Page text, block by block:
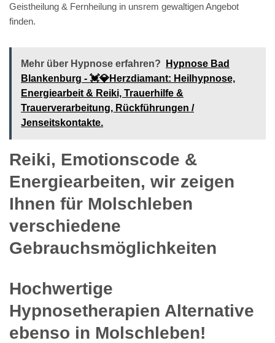
Geistheilung & Fernheilung in unsrem gewaltigen Angebot
finden.
Mehr über Hypnose erfahren?
Hypnose Bad
Blankenburg - 💓️💎Herzdiamant: Heilhypnose,
Energiearbeit & Reiki, Trauerhilfe &
Trauerverarbeitung, Rückführungen /
Jenseitskontakte.
Reiki, Emotionscode &
Energiearbeiten, wir zeigen
Ihnen für Molschleben
verschiedene
Gebrauchsmöglichkeiten
Hochwertige
Hypnosetherapien Alternative
ebenso in Molschleben!